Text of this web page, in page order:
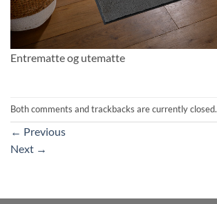
Entrematte og utematte
Both comments and trackbacks are currently closed.
← Previous
Next →